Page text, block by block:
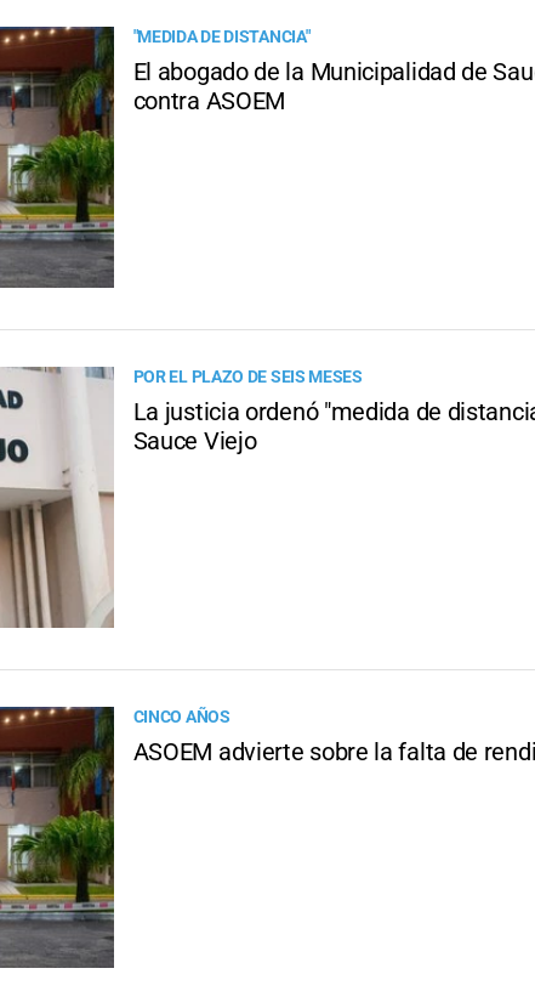
"MEDIDA DE DISTANCIA"
El abogado de la Municipalidad de
contra ASOEM
POR EL PLAZO DE SEIS MESES
La justicia ordenó "medida de
Sauce Viejo
CINCO AÑOS
ASOEM advierte sobre la falta de